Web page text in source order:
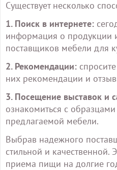
Существует несколько
1. Поиск в интернете:
информация о продукции
поставщиков мебели для
2. Рекомендации:
них рекомендации и
3. Посещение выставок и
ознакомиться с
предлагаемой мебели.
Выбрав надежного
стильной и
приема пищи на долгие